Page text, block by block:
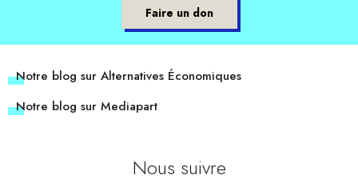
Faire un don
Notre blog sur Alternatives Économiques
Notre blog sur Mediapart
Nous suivre